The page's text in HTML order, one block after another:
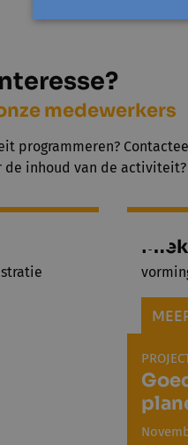
medewerkers
programmeren?
de inhoud van de